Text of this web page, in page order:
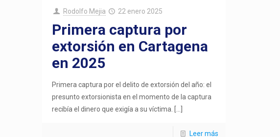
Rodolfo Mejia 22 enero 2025
Primera captura por
extorsión en Cartagena
en 2025
Primera captura por el delito de extorsión del año: el
presunto extorsionista en el momento de la captura
recibía el dinero que exigía a su víctima.
Leer más